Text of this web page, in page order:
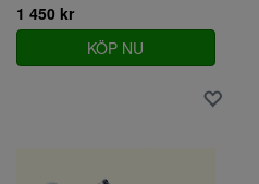
1 450 kr
KÖP NU